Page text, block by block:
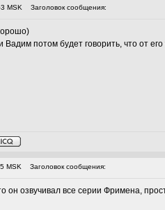
MSK Заголовок сообщения:
Вадим потом будет говорить, что от
MSK Заголовок сообщения:
он озвучивал все серии Фримена,